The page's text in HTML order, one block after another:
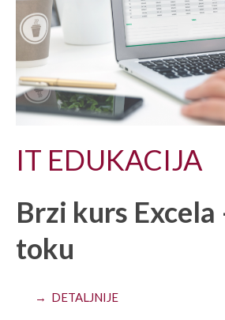
IT EDUKACIJA
Brzi kurs Excela
toku
→ DETALJNIJE